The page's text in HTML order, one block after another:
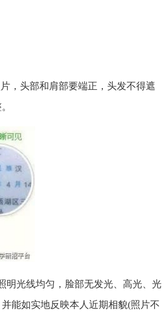
，头部和肩部要端正，头发不得遮
明光线均匀，脸部无发光、高光、光
能如实地反映本人近期相貌(照片不